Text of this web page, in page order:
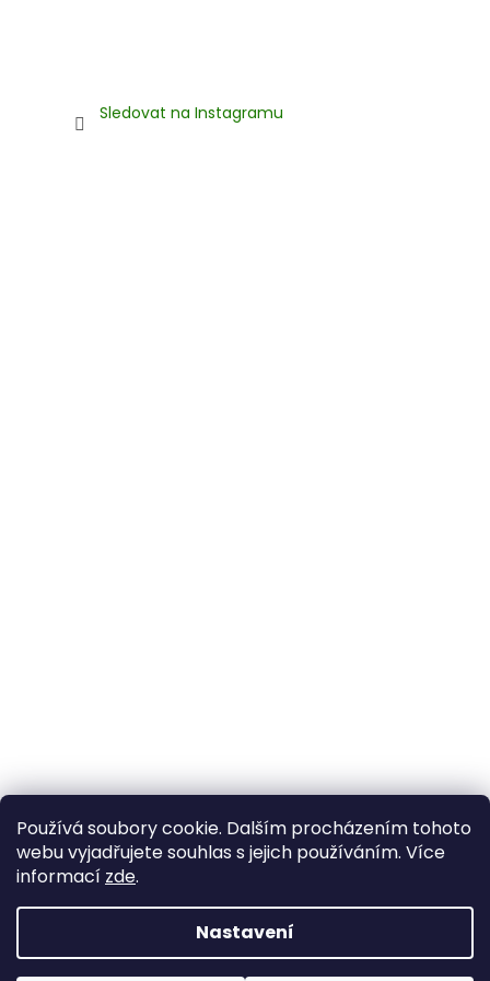
Používá soubory cookie. Dalším procházením tohoto
webu vyjadřujete souhlas s jejich používáním. Více
informací zde.
Nastavení
Sledovat na Instagramu
Vytvořil Shoptet